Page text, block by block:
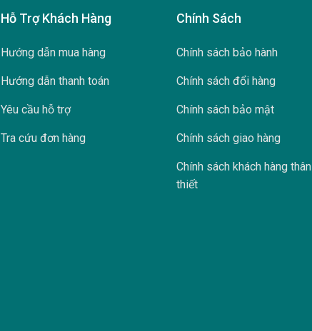
Hỗ Trợ Khách Hàng
Hướng dẫn mua hàng
Hướng dẫn thanh toán
Yêu cầu hỗ trợ
Tra cứu đơn hàng
Chính Sách
Chính sách bảo hành
Chính sách đổi hàng
Chính sách bảo mật
Chính sách giao hàng
Chính sách khách hàng thân
thiết